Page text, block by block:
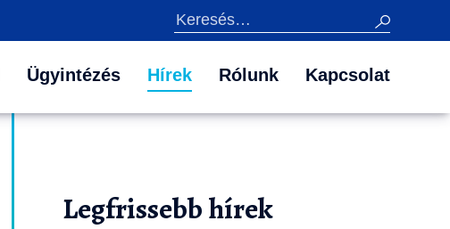
Keresés
Ügyintézés Hírek Rólunk Kapcsolat
Legfrissebb hírek